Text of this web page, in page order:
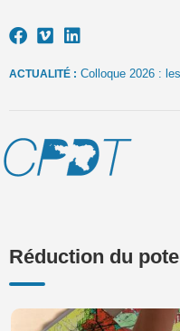
ACTUALITÉ : Colloque 2026 :
Réduction du